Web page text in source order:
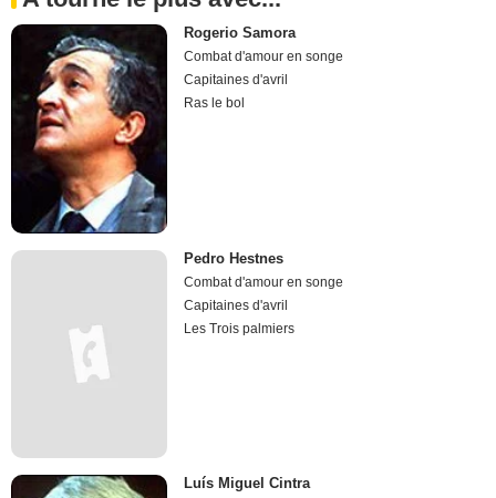
Rogerio Samora
Combat d'amour en songe
Capitaines d'avril
Ras le bol
Pedro Hestnes
Combat d'amour en songe
Capitaines d'avril
Les Trois palmiers
Luís Miguel Cintra